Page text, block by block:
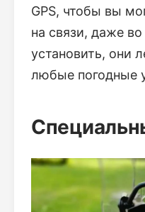
GPS, чтобы вы
на связи, даже
установить, они
любые погодные